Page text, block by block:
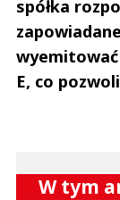
spółka
E, co
W tym